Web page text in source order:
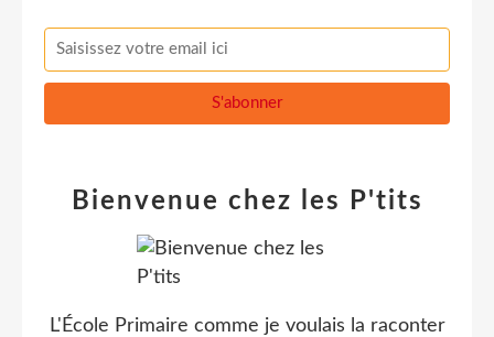
Bienvenue chez les P'tits
L'École Primaire comme je voulais la raconter